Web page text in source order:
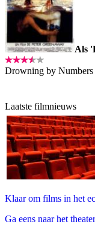
Als
Drowning by Numbers
Laatste filmnieuws
Klaar om films in het
Ga eens naar het